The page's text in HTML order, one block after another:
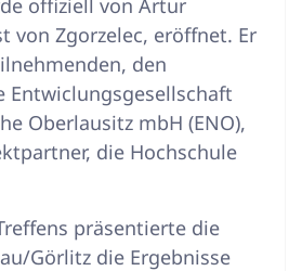
von Zgorzelec, eröffnet. Er
den
Entwiclungsgesellschaft
Oberlausitz mbH (ENO),
die Hochschule
präsentierte die
Görlitz die Ergebnisse